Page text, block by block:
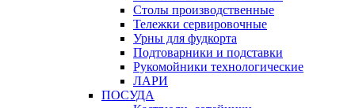
Столы производственные
Тележки сервировочные
Урны для фудкорта
Подтоварники и подставки
Рукомойники технологические
ЛАРИ
ПОСУДА